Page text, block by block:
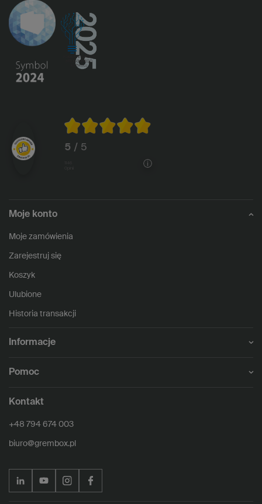
5 / 5
Moje konto
Moje zamówienia
Zarejestruj się
Koszyk
Ulubione
Historia transakcji
Informacje
Pomoc
Kontakt
+48 794 674 003
biuro@grembox.pl